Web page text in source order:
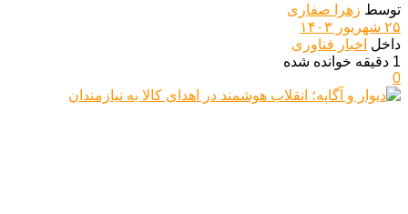
توسط زهرا صفاری
۲۵ شهریور ۱۴۰۳
داخل اخبار فناوری
1 دقیقه خوانده شده
0